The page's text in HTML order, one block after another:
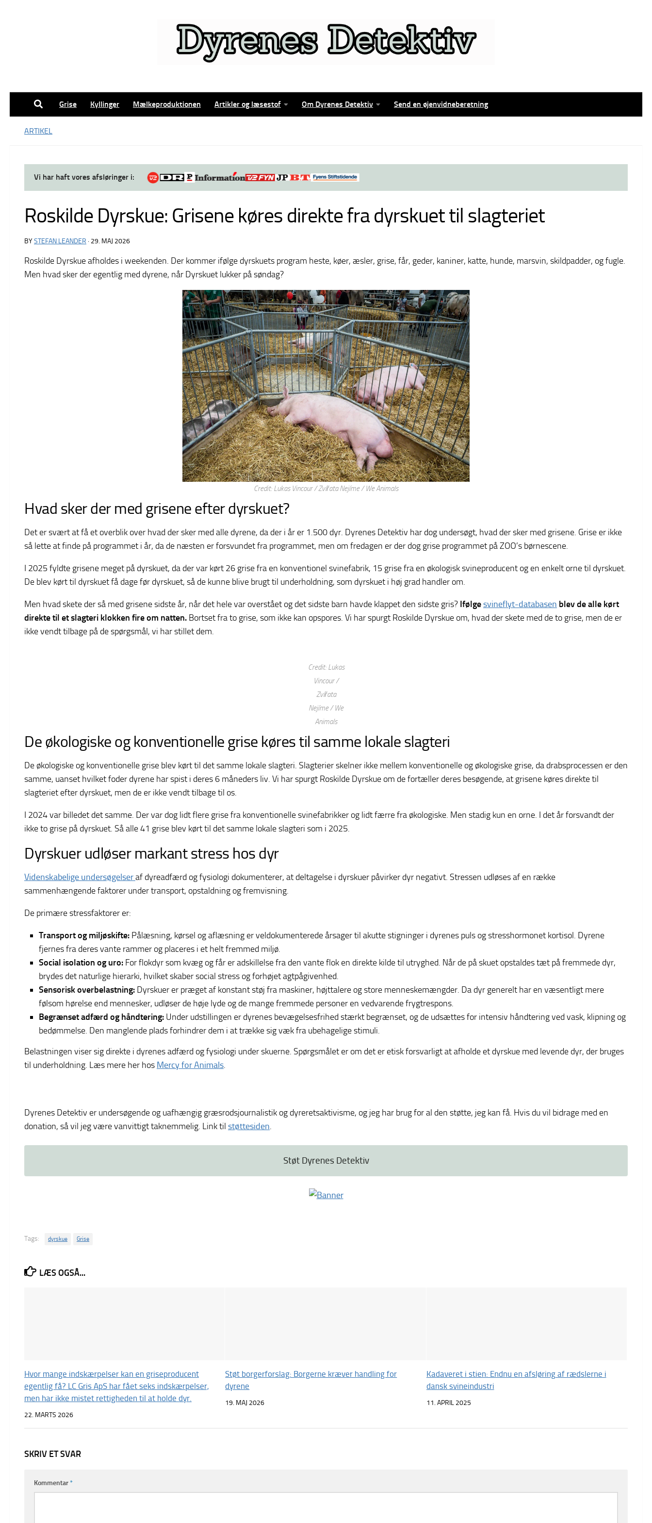
Grise Kyllinger Mælkeproduktionen Artikler og læsestof Om Dyrenes Detektiv Send en øjenvidneberetning
ARTIKEL
Vi har haft vores afsløringer i:
Roskilde Dyrskue: Grisene køres direkte fra dyrskuet til slagteriet
BYSTEFAN LEANDER · 29. MAJ 2026
Roskilde Dyrskue afholdes i weekenden. Der kommer ifølge dyrskuets program heste, køer, æsler, grise, får, geder, kaniner, katte, hunde, marsvin, skildpadder, og fugle.
Men hvad sker der egentlig med dyrene, når Dyrskuet lukker på søndag?
Credit: Lukas Vincour / Zvířata Nejíme / We Animals
Hvad sker der med grisene efter dyrskuet?
Det er svært at få et overblik over hvad der sker med alle dyrene, da der i år er 1.500 dyr. Dyrenes Detektiv har dog undersøgt, hvad der sker med grisene. Grise er ikke
så lette at finde på programmet i år, da de næsten er forsvundet fra programmet, men om fredagen er der dog grise programmet på ZOO’s børnescene.
I 2025 fyldte grisene meget på dyrskuet, da der var kørt 26 grise fra en konventionel svinefabrik, 15 grise fra en økologisk svineproducent og en enkelt orne til dyrskuet.
De blev kørt til dyrskuet få dage før dyrskuet, så de kunne blive brugt til underholdning, som dyrskuet i høj grad handler om.
Men hvad skete der så med grisene sidste år, når det hele var overstået og det sidste barn havde klappet den sidste gris? Ifølgesvineflyt-databasen blev de alle kørt
direkte til et slagteri klokken fire om natten. Bortset fra to grise, som ikke kan opspores. Vi har spurgt Roskilde Dyrskue om, hvad der skete med de to grise, men de er
ikke vendt tilbage på de spørgsmål, vi har stillet dem.
Credit: Lukas
Vincour /
Zvířata
Nejíme / We
Animals
De økologiske og konventionelle grise køres til samme lokale slagteri
De økologiske og konventionelle grise blev kørt til det samme lokale slagteri. Slagterier skelner ikke mellem konventionelle og økologiske grise, da drabsprocessen er den
samme, uanset hvilket foder dyrene har spist i deres 6 måneders liv. Vi har spurgt Roskilde Dyrskue om de fortæller deres besøgende, at grisene køres direkte til
slagteriet efter dyrskuet, men de er ikke vendt tilbage til os.
I 2024 var billedet det samme. Der var dog lidt flere grise fra konventionelle svinefabrikker og lidt færre fra økologiske. Men stadig kun en orne. I det år forsvandt der
ikke to grise på dyrskuet. Så alle 41 grise blev kørt til det samme lokale slagteri som i 2025.
Dyrskuer udløser markant stress hos dyr
Videnskabelige undersøgelseraf dyreadfærd og fysiologi dokumenterer, at deltagelse i dyrskuer påvirker dyr negativt. Stressen udløses af en række
sammenhængende faktorer under transport, opstaldning og fremvisning.
De primære stressfaktorer er:
Transport og miljøskifte: Pålæsning, kørsel og aflæsning er veldokumenterede årsager til akutte stigninger i dyrenes puls og stresshormonet kortisol. Dyrene
fjernes fra deres vante rammer og placeres i et helt fremmed miljø.
Social isolation og uro: For flokdyr som kvæg og får er adskillelse fra den vante flok en direkte kilde til utryghed. Når de på skuet opstaldes tæt på fremmede dyr,
brydes det naturlige hierarki, hvilket skaber social stress og forhøjet agtpågivenhed.
Sensorisk overbelastning: Dyrskuer er præget af konstant støj fra maskiner, højttalere og store menneskemængder. Da dyr generelt har en væsentligt mere
følsom hørelse end mennesker, udløser de høje lyde og de mange fremmede personer en vedvarende frygtrespons.
Begrænset adfærd og håndtering: Under udstillingen er dyrenes bevægelsesfrihed stærkt begrænset, og de udsættes for intensiv håndtering ved vask, klipning og
bedømmelse. Den manglende plads forhindrer dem i at trække sig væk fra ubehagelige stimuli.
Belastningen viser sig direkte i dyrenes adfærd og fysiologi under skuerne. Spørgsmålet er om det er etisk forsvarligt at afholde et dyrskue med levende dyr, der bruges
til underholdning. Læs mere her hos Mercy for Animals.
Dyrenes Detektiv er undersøgende og uafhængig græsrodsjournalistik og dyreretsaktivisme, og jeg har brug for al den støtte, jeg kan få. Hvis du vil bidrage med en
donation, så vil jeg være vanvittigt taknemmelig. Link til støttesiden.
Støt Dyrenes Detektiv
Tags: dyrskue Grise
LÆS OGSÅ...
Hvor mange indskærpelser kan en griseproducent
egentlig få? LC Gris ApS har fået seks indskærpelser,
men har ikke mistet rettigheden til at holde dyr.
22. MARTS 2026
Støt borgerforslag: Borgerne kræver handling for
dyrene
19. MAJ 2026
Kadaveret i stien: Endnu en afsløring af rædslerne i
dansk svineindustri
11. APRIL 2025
SKRIV ET SVAR
Kommentar*